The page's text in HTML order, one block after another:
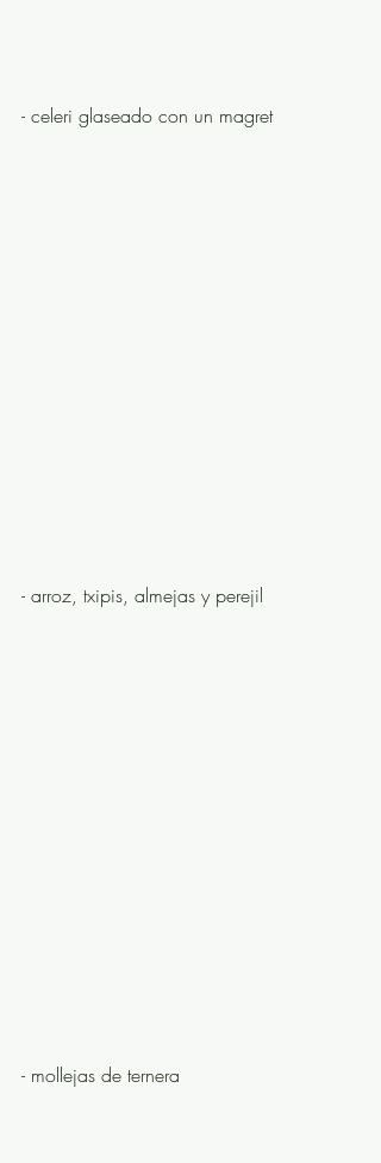
- celeri glaseado con un magret
- arroz, txipis, almejas y perejil
- mollejas de ternera